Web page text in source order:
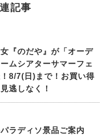
記事
『のだや』が「オーデ
ムシアターサマーフェ
8/7(日)まで！お買い得
逃しなく！
ラディソ景品ご案内